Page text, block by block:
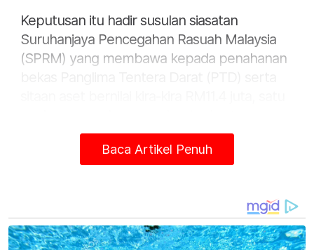
Keputusan itu hadir susulan siasatan
Suruhanjaya Pencegahan Rasuah Malaysia
(SPRM) yang membawa kepada penahanan
menghela nafas panjang.
Jumlah sitaan aset berkenaan bukan sekadar
kawalan dalaman apabila perolehan bernilai
strategik disyaki boleh dimanipulasi tanpa
dikesan sehingga akhirnya kes meletup ke
Baca Artikel Penuh